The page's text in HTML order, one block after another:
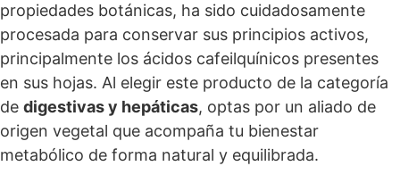
propiedades botánicas, ha sido cuidadosamente
procesada para conservar sus principios activos,
principalmente los ácidos cafeilquínicos presentes
en sus hojas. Al elegir este producto de la categoría
de digestivas y hepáticas, optas por un aliado de
origen vegetal que acompaña tu bienestar
metabólico de forma natural y equilibrada.